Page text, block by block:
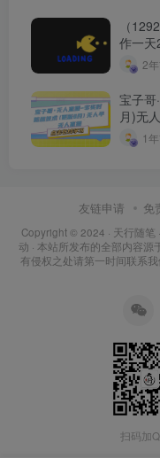
（
作一天
2
宝子哥
月)无
1
友链申请 免
Copyright © 2024 · 天行随笔 ·
动 · 本站所发布的全部内容
有侵权之处请第一时间联系
扫码加